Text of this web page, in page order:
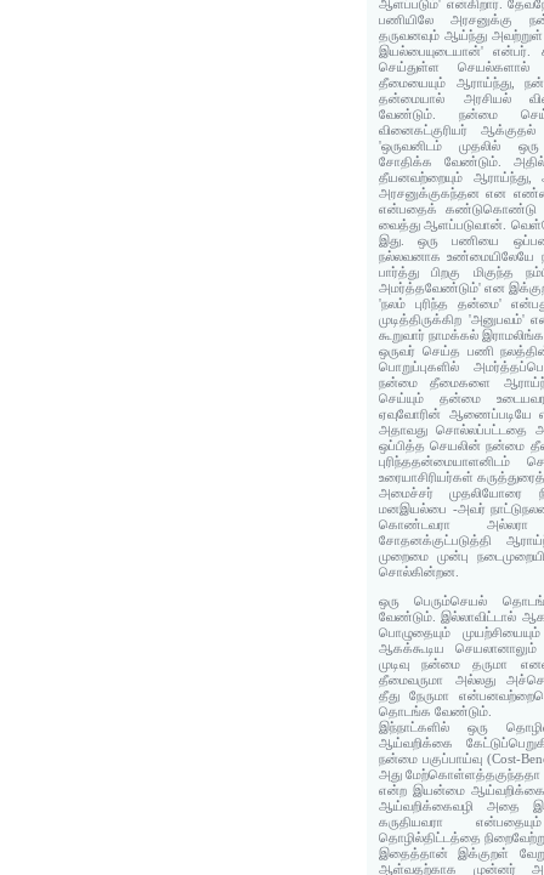
ஆளப்படும்' என்கிறார்.
பணியிலே அரசனுக்கு
தருவனவும் ஆய்ந்து
இயல்பையுடையான்' என்பர்.
செய்துள்ள செயல்களால்
தீமையையும் ஆராய்ந்து,
தன்மையால் அரசியல்
வேண்டும். நன்மை
வினைகட்குரியர்
'ஒருவனிடம் முதலில்
சோதிக்க வேண்டும்.
தீயனவற்றையும்
அரசனுக்குகந்தன என
என்பதைக் கண்டுகொண்டு
வைத்து ஆளப்படுவான்.
இது. ஒரு பணியை
நல்லவனாக உண்மையிலேயே
பார்த்து பிறகு மிகுந்த
அமர்த்தவேண்டும்' என
'நலம் புரிந்த தன்மை'
முடித்திருக்கிற 'அனுபவம்'
கூறுவார் நாமக்கல்
ஒருவர் செய்த பணி நலத்தின்
பொறுப்புகளில்
நன்மை தீமைகளை
செய்யும் தன்மை
ஏவுவோரின் ஆணைப்படியே
அதாவது சொல்லப்பட்டதை
ஒப்பித்த செயலின் நன்மை
உரையாசிரியர்கள்
அமைச்சர் முதலியோரை
மனஇயல்பை -அவர்
கொண்டவரா
சோதனக்குட்படுத்தி
முறைமை முன்பு
சொல்கின்றன.
ஒரு பெரும்செயல்
வேண்டும். இல்லாவிட்டால்
பொழுதையும்
ஆகக்கூடிய
முடிவு நன்மை தருமா
தீமைவருமா அல்லது
தீது நேருமா
தொடங்க வேண்டும்.
இந்நாட்களில் ஒரு
ஆய்வறிக்கை
நன்மை பகுப்பாய்வு (Cost-
அது மேற்கொள்ளத்தகுந்ததா
என்ற இயன்மை ஆய்வறிக்கை
ஆய்வறிக்கைவழி அதை
கருதியவரா
தொழில்திட்டத்தை
இதைத்தான் இக்குறள் வேறு
ஆள்வதற்காக முன்னர்